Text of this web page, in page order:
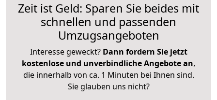
Zeit ist Geld: Sparen Sie beides mit
schnellen und passenden
Umzugsangeboten
Interesse geweckt? Dann fordern Sie jetzt
kostenlose und unverbindliche Angebote an,
die innerhalb von ca. 1 Minuten bei Ihnen sind.
Sie glauben uns nicht?